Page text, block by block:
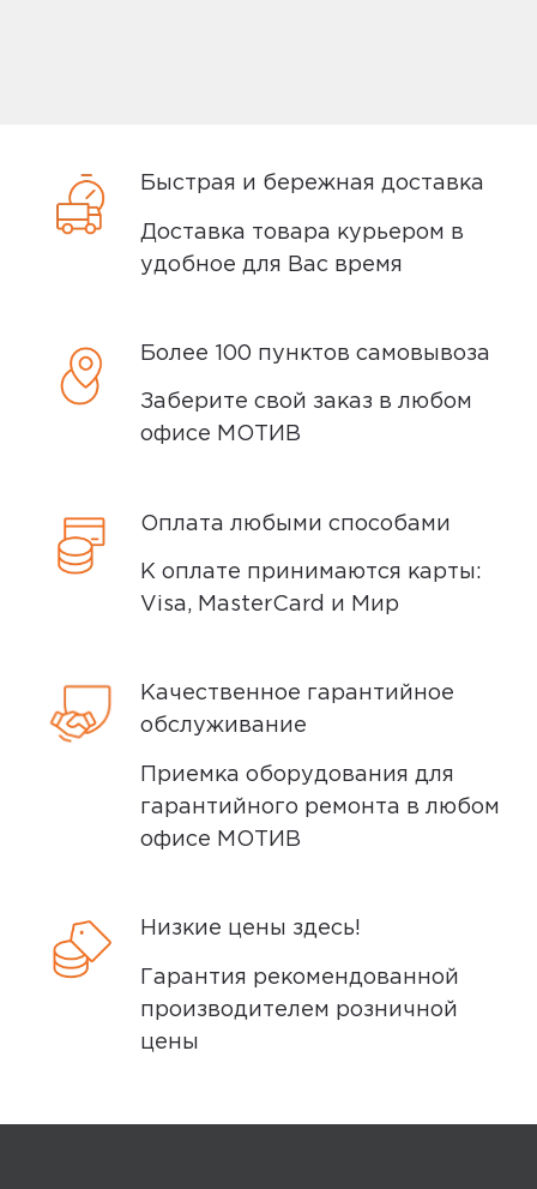
Мотив. Самовывоз бесплатный. Мы
сообщим вам о возможной дате доставки
после того, как вы подтвердите заказ.
Доставка курьером производится на
следующий день после заказа (если
заказ был оформлен до 15.00). Вы можете
сможете обсудитьс нашим
специалистом после оформления
Доставка заказов производится
Екатеринбурге, Нижнем Тагиле, Кургане
и Сургуте.
включен комплект подключения SIM-
карты. Если сумма заказа менее 3000
рублей, то стоимость доставки 300
Быстрая и бережная доставка
Доставка товара курьером в
удобное для Вас время
Более 100 пунктов самовывоза
Заберите свой заказ в любом
офисе МОТИВ
Оплата любыми способами
К оплате принимаются карты:
Visa, MasterCard и Мир
Качественное гарантийное
обслуживание
Приемка оборудования для
гарантийного ремонта в любом
офисе МОТИВ
Низкие цены здесь!
Гарантия рекомендованной
производителем розничной
цены